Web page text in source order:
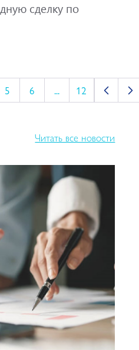
сделку по
5 6 ... 12
Читать все новости